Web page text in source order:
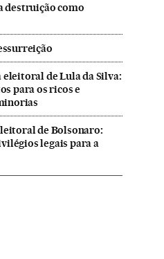
destruição como
eleitoral de Lula da Silva:
para os ricos e
de Bolsonaro:
legais para a